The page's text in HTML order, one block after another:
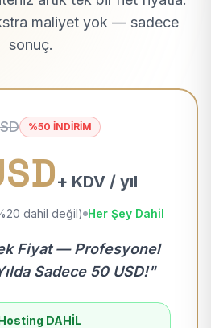
maliyet yok — sadece
sonuç.
%50 İNDİRİM
+ KDV / yıl
dahil değil) Her Şey Dahil
Fiyat — Profesyonel
Sadece 50 USD!"
DAHİL